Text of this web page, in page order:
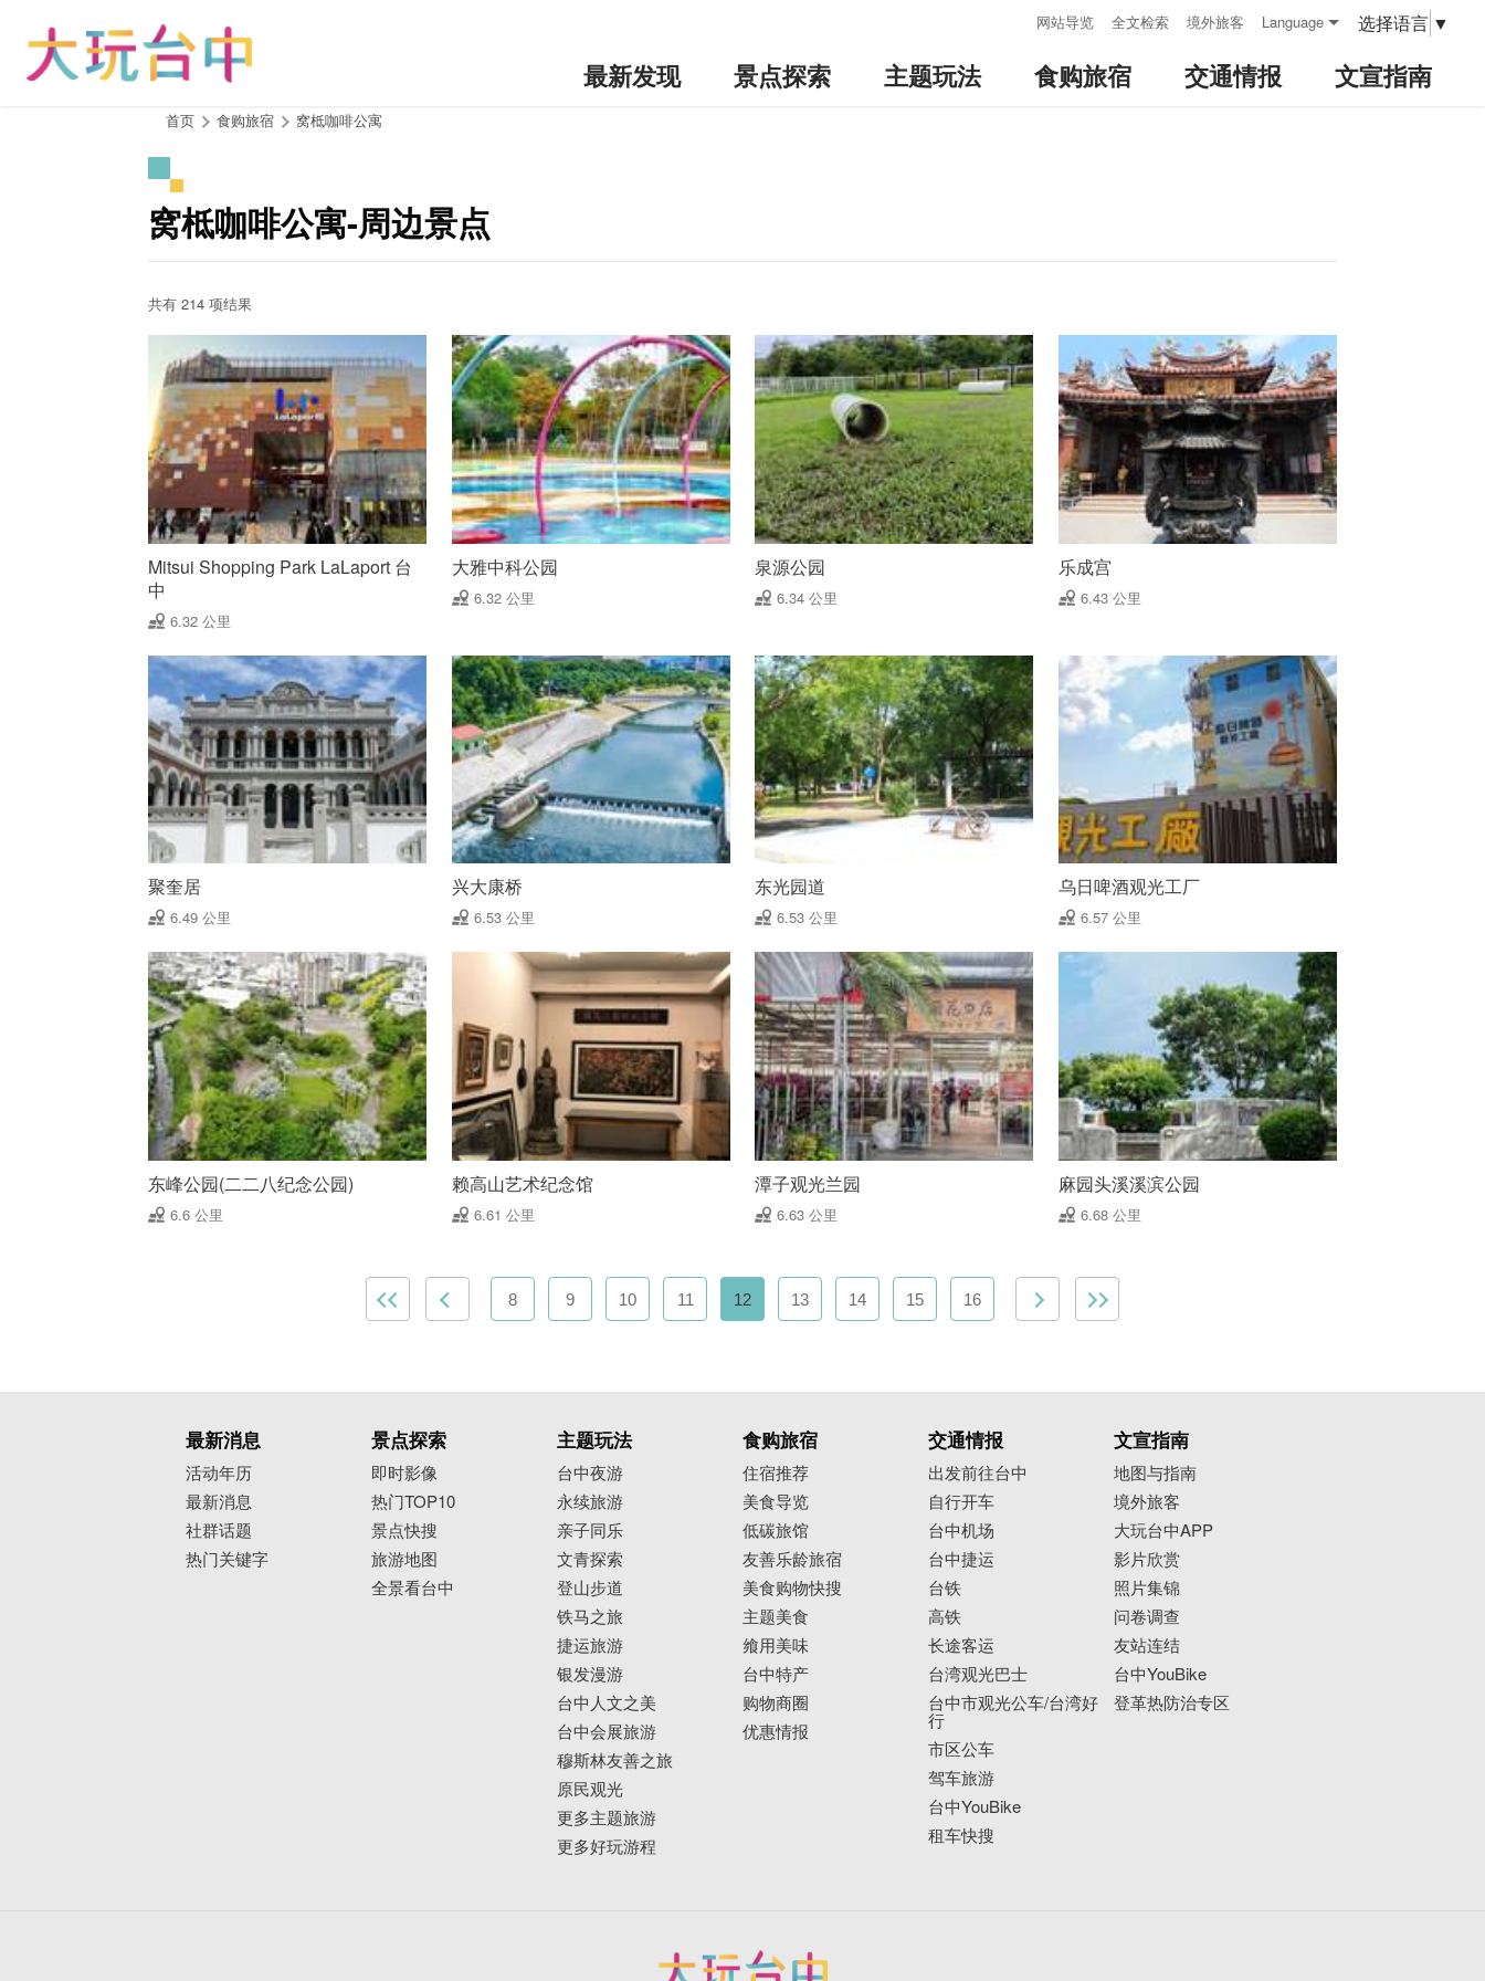
网站导览 全文检索 境外旅客 Language 选择语言 ▼
最新发现 景点探索 主题玩法 食购旅宿 交通情报 文宣指南
首页 食购旅宿 窝柢咖啡公寓
窝柢咖啡公寓-周边景点
共有 214 项结果
Mitsui Shopping Park LaLaport 台
中
6.32 公里
大雅中科公园
6.32 公里
泉源公园
6.34 公里
乐成宫
6.43 公里
聚奎居
6.49 公里
兴大康桥
6.53 公里
东光园道
6.53 公里
乌日啤酒观光工厂
6.57 公里
东峰公园(二二八纪念公园)
6.6 公里
赖高山艺术纪念馆
6.61 公里
潭子观光兰园
6.63 公里
麻园头溪溪滨公园
6.68 公里
8 9 10 11 12 13 14 15 16
最新消息
活动年历
最新消息
社群话题
热门关键字
景点探索
即时影像
热门TOP10
景点快搜
旅游地图
全景看台中
主题玩法
台中夜游
永续旅游
亲子同乐
文青探索
登山步道
铁马之旅
捷运旅游
银发漫游
台中人文之美
台中会展旅游
穆斯林友善之旅
原民观光
更多主题旅游
更多好玩游程
食购旅宿
住宿推荐
美食导览
低碳旅馆
友善乐龄旅宿
美食购物快搜
主题美食
飨用美味
台中特产
购物商圈
优惠情报
交通情报
出发前往台中
自行开车
台中机场
台中捷运
台铁
高铁
长途客运
台湾观光巴士
台中市观光公车/台湾好
行
市区公车
驾车旅游
台中YouBike
租车快搜
文宣指南
地图与指南
境外旅客
大玩台中APP
影片欣赏
照片集锦
问卷调查
友站连结
台中YouBike
登革热防治专区